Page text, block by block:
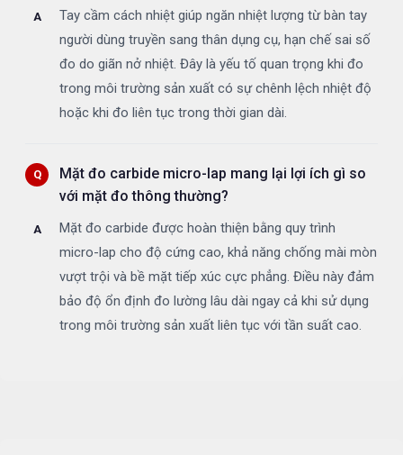
Tay cầm cách nhiệt giúp ngăn nhiệt lượng từ bàn tay
người dùng truyền sang thân dụng cụ, hạn chế sai số
đo do giãn nở nhiệt. Đây là yếu tố quan trọng khi đo
trong môi trường sản xuất có sự chênh lệch nhiệt độ
hoặc khi đo liên tục trong thời gian dài.
Mặt đo carbide micro-lap mang lại lợi ích gì so
với mặt đo thông thường?
Mặt đo carbide được hoàn thiện bằng quy trình
micro-lap cho độ cứng cao, khả năng chống mài mòn
vượt trội và bề mặt tiếp xúc cực phẳng. Điều này đảm
bảo độ ổn định đo lường lâu dài ngay cả khi sử dụng
trong môi trường sản xuất liên tục với tần suất cao.